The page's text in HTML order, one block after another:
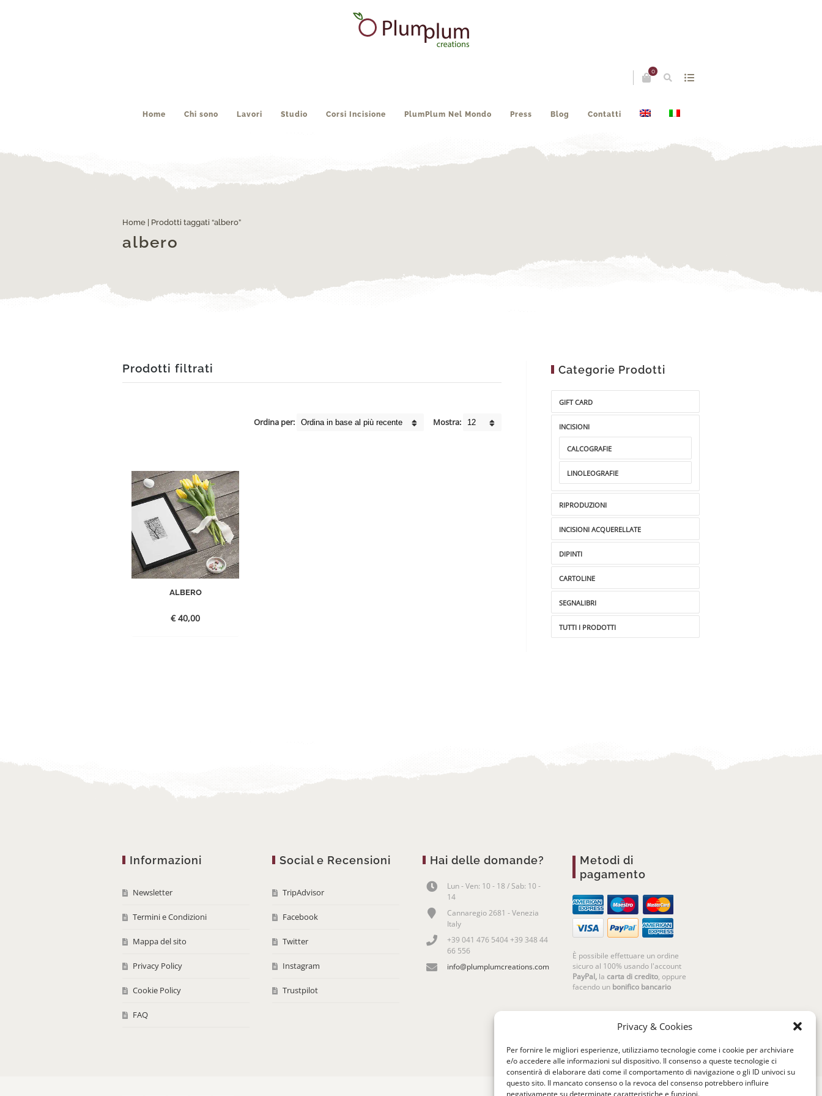
Privacy & Cookies
Per fornire le migliori esperienze, utilizziamo tecnologie come i cookie per archiviare
e/o accedere alle informazioni sul dispositivo. Il consenso a queste tecnologie ci
consentirà di elaborare dati come il comportamento di navigazione o gli ID univoci su
questo sito. Il mancato consenso o la revoca del consenso potrebbero influire
negativamente su determinate caratteristiche e funzioni.
0
Home Chi sono Lavori Studio Corsi Incisione PlumPlum Nel Mondo Press Blog Contatti
Home | Prodotti taggati “albero”
albero
Prodotti filtrati
Mostra:
Ordina per:
ALBERO
€40,00
Categorie Prodotti
GIFT CARD
INCISIONI
CALCOGRAFIE
LINOLEOGRAFIE
RIPRODUZIONI
INCISIONI ACQUERELLATE
DIPINTI
CARTOLINE
SEGNALIBRI
TUTTI I PRODOTTI
Informazioni
Newsletter
Termini e Condizioni
Mappa del sito
Privacy Policy
Cookie Policy
FAQ
Social e Recensioni
TripAdvisor
Facebook
Twitter
Instagram
Trustpilot
Hai delle domande?
Lun - Ven: 10 - 18 / Sab: 10 -
14
Cannaregio 2681 - Venezia
Italy
+39 041 476 5404 +39 348 44
66 556
info@plumplumcreations.com
Metodi di
pagamento
È possibile effettuare un ordine
sicuro al 100% usando l'account
PayPal, lacarta di credito, oppure
facendo un bonifico bancario